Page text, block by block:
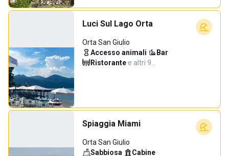
Luci Sul Lago Orta
Orta San Giulio
Accesso animali· Bar·
Ristorante·e altri 9…
Spiaggia Miami
Orta San Giulio
Sabbiosa· Cabine·